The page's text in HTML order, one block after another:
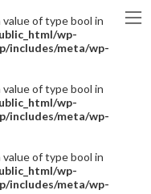
of type bool in
wp-
includes/meta/wp-
of type bool in
wp-
includes/meta/wp-
of type bool in
wp-
includes/meta/wp-